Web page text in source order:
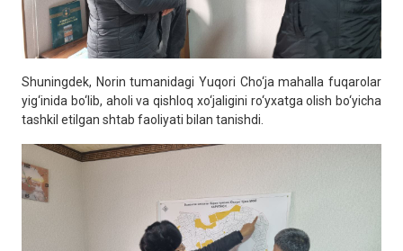
Shuningdek, Norin tumanidagi Yuqori Cho‘ja mahalla fuqarolar
yig‘inida bo‘lib, aholi va qishloq xo‘jaligini ro‘yxatga olish bo‘yicha
tashkil etilgan shtab faoliyati bilan tanishdi.